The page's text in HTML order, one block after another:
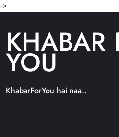
-->
KHABAR
YOU
KhabarForYou hai naa..